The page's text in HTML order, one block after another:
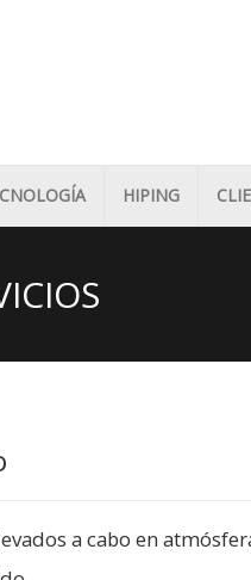
HIPING
a cabo en